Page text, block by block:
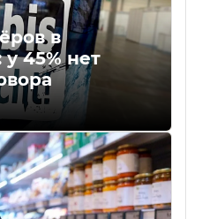
в
45% нет